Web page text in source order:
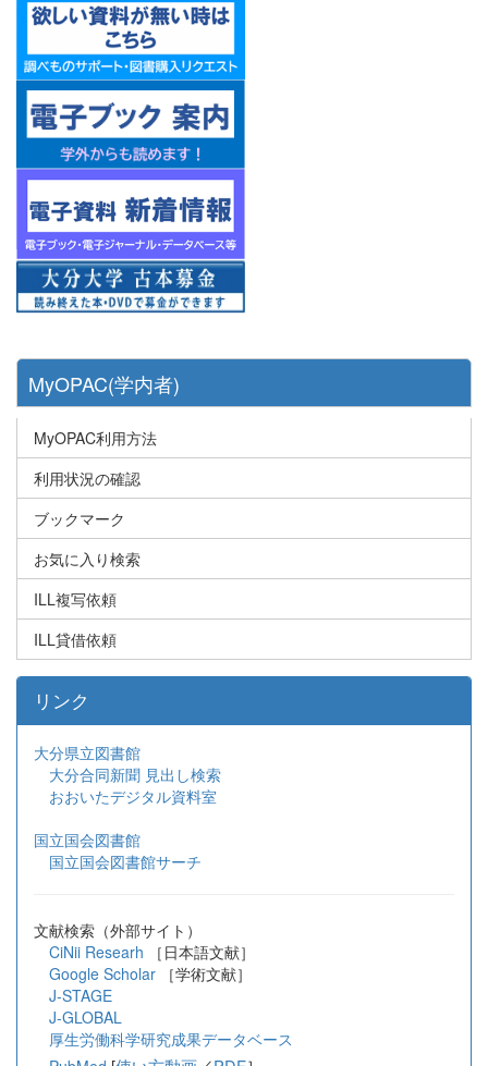
MyOPAC(学内者)
MyOPAC利用方法
利用状況の確認
ブックマーク
お気に入り検索
ILL複写依頼
ILL貸借依頼
リンク
大分県立図書館
大分合同新聞 見出し検索
おおいたデジタル資料室
国立国会図書館
国立国会図書館サーチ
文献検索（外部サイト）
CiNii Researh ［日本語文献］
Google Scholar
［学術文献］
J-STAGE
J-GLOBAL
厚生労働科学研究成果データベース